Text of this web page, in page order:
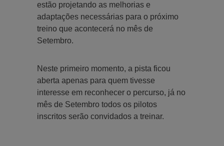
estão projetando as melhorias e
adaptações necessárias para o próximo
treino que acontecerá no mês de
Setembro.
Neste primeiro momento, a pista ficou
aberta apenas para quem tivesse
interesse em reconhecer o percurso, já no
mês de Setembro todos os pilotos
inscritos serão convidados a treinar.